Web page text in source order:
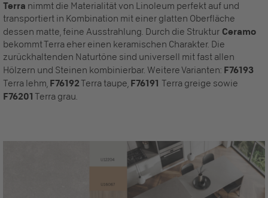
Terra nimmt die Materialität von Linoleum perfekt auf und
transportiert in Kombination mit einer glatten Oberfläche
dessen matte, feine Ausstrahlung. Durch die Struktur Ceramo
bekommt Terra eher einen keramischen Charakter. Die
zurückhaltenden Naturtöne sind universell mit fast allen
Hölzern und Steinen kombinierbar. Weitere Varianten: F76193
Terra lehm, F76192Terra taupe, F76191 Terra greige sowie
F76201 Terra grau.